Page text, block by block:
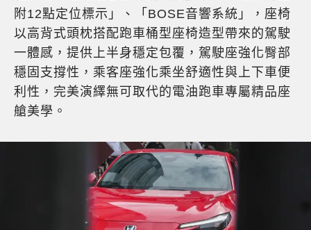
附12點定位標示」、「BOSE音響系統」，座椅
以高背式頭枕搭配跑車桶型座椅造型帶來的駕駛
一體感，提供上半身穩定包覆，駕駛座強化臀部
穩固支撐性，乘客座強化乘坐舒適性與上下車便
利性，完美演繹無可取代的電油跑車專屬精品座
艙美學。